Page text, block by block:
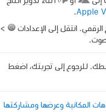
.
الرقمي. انتقل إلى الإعدادات
>
للرجوع إلى تجربتك، اضغط
المكانية وعرضها ومشاركتها